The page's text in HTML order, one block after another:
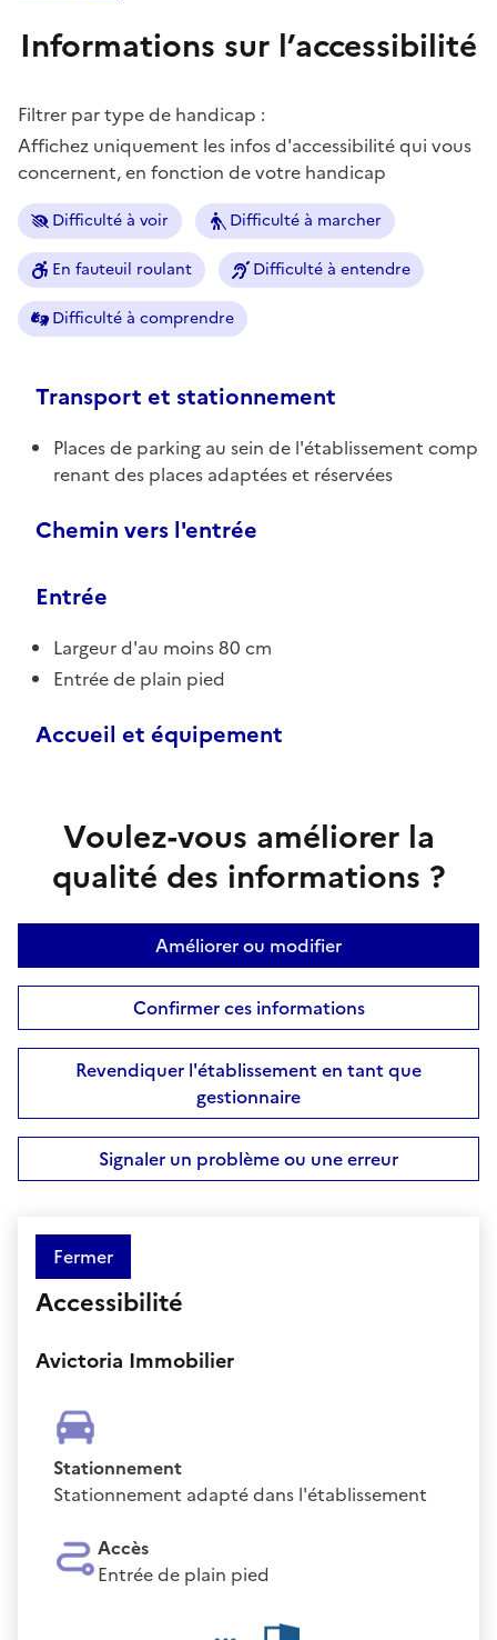
Informations sur l’accessibilité
Filtrer par type de handicap :
Affichez uniquement les infos d'accessibilité qui vous
concernent, en fonction de votre handicap
Difficulté à voir Difficulté à marcher
En fauteuil roulant Difficulté à entendre
Difficulté à comprendre
Transport et stationnement
Places de parking au sein de l'établissement comp
renant des places adaptées et réservées
Chemin vers l'entrée
Entrée
Largeur d'au moins 80 cm
Entrée de plain pied
Accueil et équipement
Voulez-vous améliorer la
qualité des informations ?
Améliorer ou modifier
Confirmer ces informations
Revendiquer l'établissement en tant que
gestionnaire
Signaler un problème ou une erreur
Fermer
Accessibilité
Avictoria Immobilier
Stationnement
Stationnement adapté dans l'établissement
Accès
Entrée de plain pied